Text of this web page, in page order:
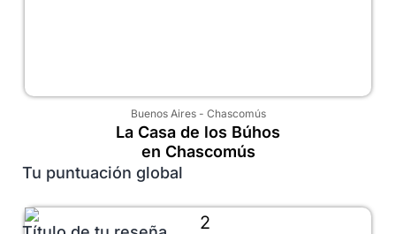
Buenos Aires- Chascomús
La Casa de los Búhos
en Chascomús
Tu puntuación global